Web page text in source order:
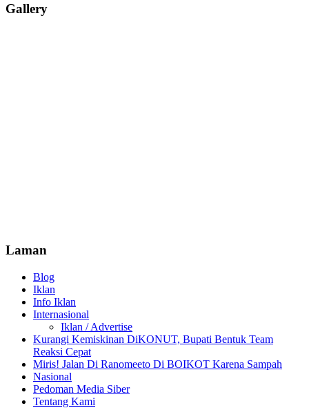
Gallery
Laman
Blog
Iklan
Info Iklan
Internasional
Iklan / Advertise
Kurangi Kemiskinan DiKONUT, Bupati Bentuk Team
Reaksi Cepat
Miris! Jalan Di Ranomeeto Di BOIKOT Karena Sampah
Nasional
Pedoman Media Siber
Tentang Kami